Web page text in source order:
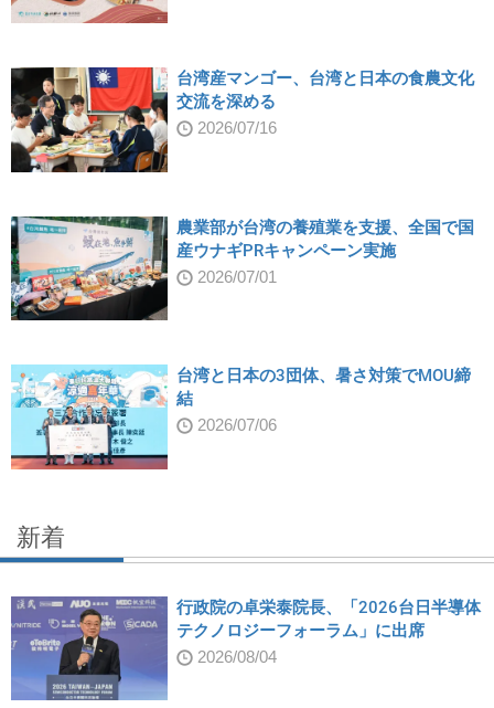
台湾産マンゴー、台湾と日本の食農文化
交流を深める
2026/07/16
農業部が台湾の養殖業を支援、全国で国
産ウナギPRキャンペーン実施
2026/07/01
台湾と日本の3団体、暑さ対策でMOU締
結
2026/07/06
新着
行政院の卓栄泰院長、「2026台日半導体
テクノロジーフォーラム」に出席
2026/08/04